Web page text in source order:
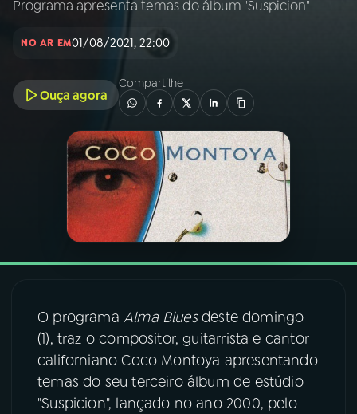
AO VIVO
01INÍCIO
A RÁDIO
PROGRAMAÇÃO
PROGRAMAS
06VIDEOCASTS
07ÚLTIMAS
Programa apresenta temas do álbum "Suspicion"
NO AR EM01/08/2021, 22:00
Ouça agora
Compartilhe
O programa Alma Bluesdeste domingo
(1), traz o compositor, guitarrista e cantor
californiano Coco Montoya apresentando
temas do seu terceiro álbum de estúdio
"Suspicion", lançado no ano 2000, pelo